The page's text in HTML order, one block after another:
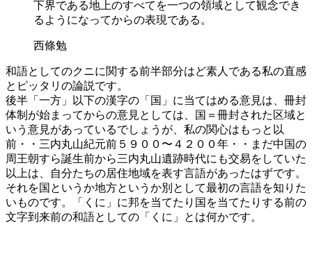
下界である地上のすべてを一つの領域として観念でき
るようになってからの表現である。
西條勉
和語としてのクニに関する前半部分はど素人である私の直感
とピッタリの論説です。
後半「一方」以下の漢字の「国」に当てはめる意見は、冊封
体制が始まってからの意見としては、国＝冊封された区域と
いう意見があっているでしょうが、私の関心はもっと以
前・・三内丸山紀元前５９００〜４２００年・・まだ中国の
周王朝すら誕生前から三内丸山遺跡時代にも交易をしていた
以上は、自分たちの居住地域を表す言語があったはずです。
それを国というか地方というか別として最初の言語を知りた
いものです。「くに」に邦を当てたり国を当てたりする前の
文字到来前の和語としての「くに」とは何かです。